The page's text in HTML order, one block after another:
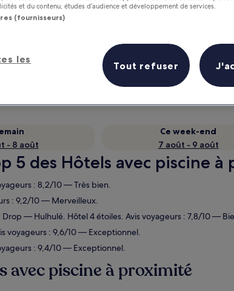
Gagnez des récompenses pour
chaque nuit séjournée
- 8 août
Ce week-end
7 août - 9 août
5 des Hôtels avec piscine
: 8,2/10 — Très bien.
: 9,2/10 — Merveilleux.
Drop — Hulhulé. Hôtel 4 étoiles. Avis voyageurs : 7,8/10 —
voyageurs : 9,6/10 — Exceptionnel.
: 9,4/10 — Exceptionnel.
avec piscine à proximité
et du contenu, études d’audience et développement de services.
(fournisseurs)
les
Tout refuser